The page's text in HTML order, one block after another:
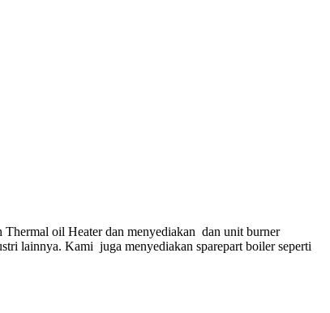
Thermal oil Heater dan menyediakan dan unit burner
lainnya. Kami juga menyediakan sparepart boiler seperti